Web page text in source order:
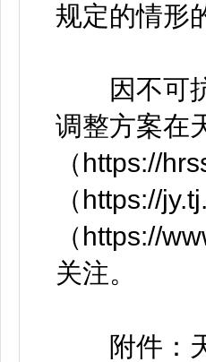
规定的情形
因不可抗
调整方案在
（https://
（https://
（https://
关注。
附件：天